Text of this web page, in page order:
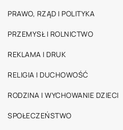
PRAWO, RZĄD I POLITYKA
PRZEMYSŁ I ROLNICTWO
REKLAMA I DRUK
RELIGIA I DUCHOWOŚĆ
RODZINA I WYCHOWANIE DZIECI
SPOŁECZEŃSTWO